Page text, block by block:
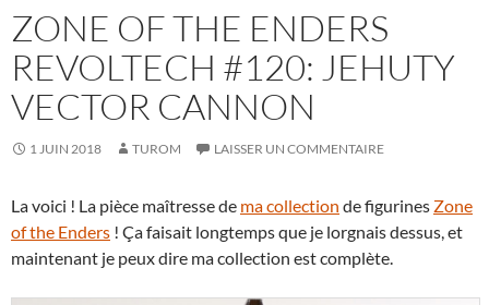
ZONE OF THE ENDERS
REVOLTECH #120: JEHUTY
VECTOR CANNON
1 JUIN 2018 TUROM LAISSER UN COMMENTAIRE
La voici ! La pièce maîtresse de ma collection de figurines Zone
of the Enders ! Ça faisait longtemps que je lorgnais dessus, et
maintenant je peux dire ma collection est complète.